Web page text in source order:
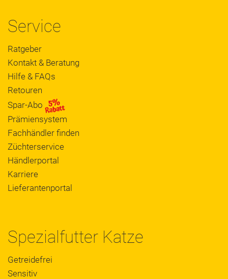
Service
Ratgeber
Kontakt & Beratung
Hilfe & FAQs
Retouren
Spar-Abo
Prämiensystem
Fachhändler finden
Züchterservice
Händlerportal
Karriere
Lieferantenportal
Spezialfutter Katze
Getreidefrei
Sensitiv